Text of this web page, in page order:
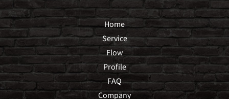
Home
Service
Flow
Profile
FAQ
Company